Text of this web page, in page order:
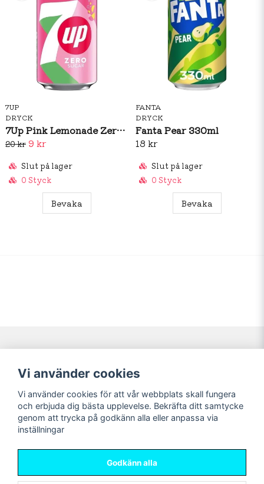
7UP
DRYCK
7Up Pink Lemonade Zero 330ml (BF: 02/2026)
20 kr 9 kr
Slut på lager
0 Styck
Bevaka
FANTA
DRYCK
Fanta Pear 330ml
18 kr
Slut på lager
0 Styck
Bevaka
Navigering
Nyheter!
Förbeställning
Mitt konto
Logga in
Registrera dig
Glömt lösenord?
Sociala medier
Vi använder cookies
Vi använder cookies för att vår webbplats skall fungera
och erbjuda dig bästa upplevelse. Bekräfta ditt samtycke
genom att trycka på godkänn alla eller anpassa via
inställningar
Godkänn alla